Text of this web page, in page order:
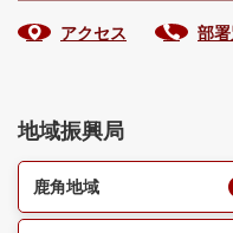
アクセス 部
地域振興局
鹿角地域